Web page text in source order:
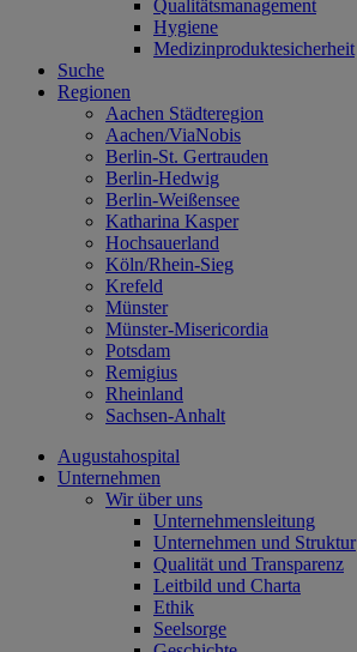
Qualitätsmanagement
Hygiene
Medizinproduktesicherheit
Suche
Regionen
Aachen Städteregion
Aachen/ViaNobis
Berlin-St. Gertrauden
Berlin-Hedwig
Berlin-Weißensee
Katharina Kasper
Hochsauerland
Köln/Rhein-Sieg
Krefeld
Münster
Münster-Misericordia
Potsdam
Remigius
Rheinland
Sachsen-Anhalt
Augustahospital
Unternehmen
Wir über uns
Unternehmensleitung
Unternehmen und Struktur
Qualität und Transparenz
Leitbild und Charta
Ethik
Seelsorge